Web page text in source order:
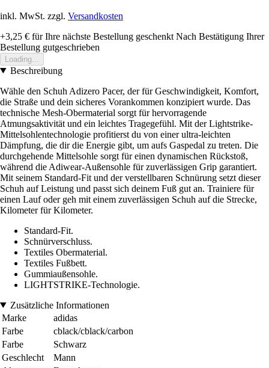
inkl. MwSt. zzgl. Versandkosten
+3,25 € für Ihre nächste Bestellung geschenkt Nach Bestätigung Ihrer
Bestellung gutgeschrieben
Loading...
Beschreibung
Wähle den Schuh Adizero Pacer, der für Geschwindigkeit, Komfort,
die Straße und dein sicheres Vorankommen konzipiert wurde. Das
technische Mesh-Obermaterial sorgt für hervorragende
Atmungsaktivität und ein leichtes Tragegefühl. Mit der Lightstrike-
Mittelsohlentechnologie profitierst du von einer ultra-leichten
Dämpfung, die dir die Energie gibt, um aufs Gaspedal zu treten. Die
durchgehende Mittelsohle sorgt für einen dynamischen Rückstoß,
während die Adiwear-Außensohle für zuverlässigen Grip garantiert.
Mit seinem Standard-Fit und der verstellbaren Schnürung setzt dieser
Schuh auf Leistung und passt sich deinem Fuß gut an. Trainiere für
einen Lauf oder geh mit einem zuverlässigen Schuh auf die Strecke,
Kilometer für Kilometer.
Standard-Fit.
Schnürverschluss.
Textiles Obermaterial.
Textiles Fußbett.
Gummiaußensohle.
LIGHTSTRIKE-Technologie.
Zusätzliche Informationen
Marke
adidas
Farbe
cblack/cblack/carbon
Farbe
Schwarz
Geschlecht
Mann